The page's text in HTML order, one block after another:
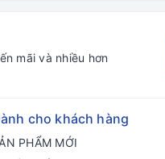
mãi và nhiều hơn
cho khách hàng
PHẨM MỚI